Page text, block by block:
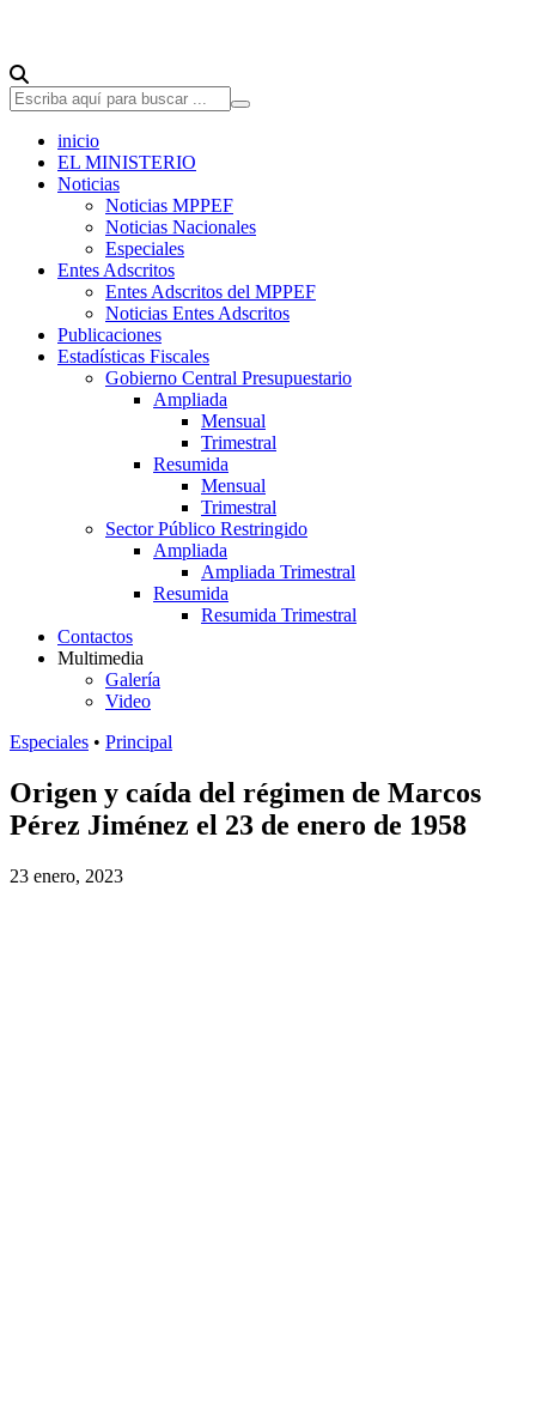
inicio
EL MINISTERIO
Noticias
Noticias MPPEF
Noticias Nacionales
Especiales
Entes Adscritos
Entes Adscritos del MPPEF
Noticias Entes Adscritos
Publicaciones
Estadísticas Fiscales
Gobierno Central Presupuestario
Ampliada
Mensual
Trimestral
Resumida
Mensual
Trimestral
Sector Público Restringido
Ampliada
Ampliada Trimestral
Resumida
Resumida Trimestral
Contactos
Multimedia
Galería
Video
Especiales • Principal
Origen y caída del régimen de Marcos
Pérez Jiménez el 23 de enero de 1958
23 enero, 2023